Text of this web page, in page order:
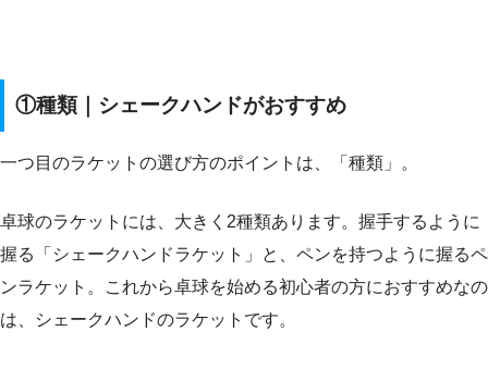
①種類｜シェークハンドがおすすめ
一つ目のラケットの選び方のポイントは、「種類」。
卓球のラケットには、大きく2種類あります。握手するように
握る「シェークハンドラケット」と、ペンを持つように握るペ
ンラケット。これから卓球を始める初心者の方におすすめなの
は、シェークハンドのラケットです。